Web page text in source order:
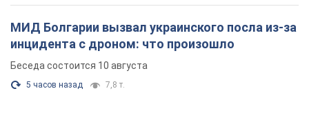
МИД Болгарии вызвал украинского посла из-за
инцидента с дроном: что произошло
Беседа состоится 10 августа
5 часов назад 7,8 т.